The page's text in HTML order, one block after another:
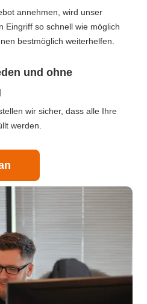
annehmen, wird unser
Eingriff so schnell wie möglich
bestmöglich weiterhelfen.
und ohne
wir sicher, dass alle Ihre
werden.